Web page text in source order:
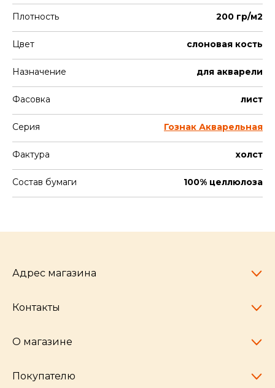
Плотность 200 гр/м2
Цвет слоновая кость
Назначение для акварели
Фасовка лист
Серия Гознак Акварельная
Фактура холст
Состав бумаги 100% целлюлоза
Адрес магазина
Челябинск,
Контакты
pocherkartshop@mail.ru
hello@pocherkartshop.ru
О магазине
Наши истории
Покупателю